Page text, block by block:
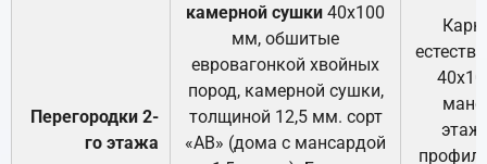
Перегородки 2-
го этажа
камерной сушки 40х100
мм, обшитые
евровагонкой хвойных
пород, камерной сушки,
толщиной 12,5 мм. сорт
«АВ» (дома с мансардой